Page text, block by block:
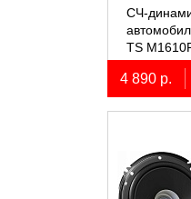
СЧ-
TS
4 890 р.